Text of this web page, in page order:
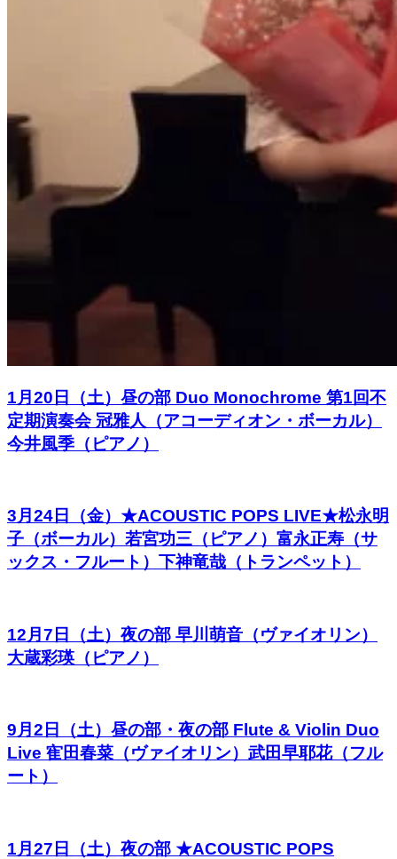
1月20日（土）昼の部 Duo Monochrome 第1回不
定期演奏会 冠雅人（アコーディオン・ボーカル）
今井風季（ピアノ）
3月24日（金）★ACOUSTIC POPS LIVE★松永明
子（ボーカル）若宮功三（ピアノ）富永正寿（サ
ックス・フルート）下神竜哉（トランペット）
12月7日（土）夜の部 早川萌音（ヴァイオリン）
大蔵彩瑛（ピアノ）
9月2日（土）昼の部・夜の部 Flute & Violin Duo
Live 寉田春菜（ヴァイオリン）武田早耶花（フル
ート）
1月27日（土）夜の部 ★ACOUSTIC POPS